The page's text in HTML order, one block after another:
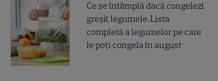
Ce se întâmplă dacă congelezi
greșit legumele. Lista
completă a legumelor pe care
le poți congela în august